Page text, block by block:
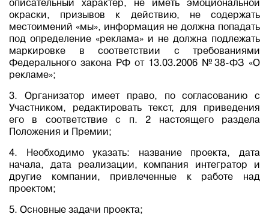
описательный характер, не иметь эмоциональной
окраски, призывов к действию, не содержать
местоимений «мы», информация не должна попадать
под определение «реклама» и не должна подлежать
маркировке в соответствии с требованиями
Федерального закона РФ от 13.03.2006 №38-ФЗ «О
рекламе»;
3. Организатор имеет право, по согласованию с
Участником, редактировать текст, для приведения
его в соответствие с п. 2 настоящего раздела
Положения и Премии;
4. Необходимо указать: название проекта, дата
начала, дата реализации, компания интегратор и
другие компании, привлеченные к работе над
проектом;
5. Основные задачи проекта;